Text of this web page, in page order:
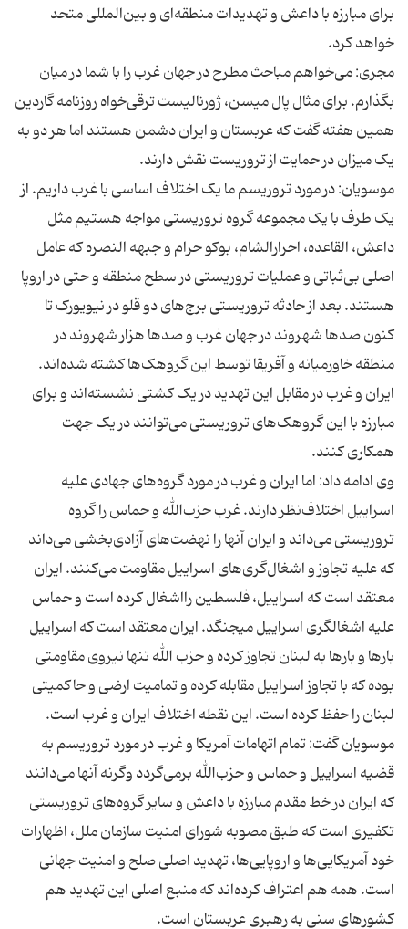
برای مبارزه با داعش و تهدیدات منطقه‌ای و بین‌المللی متحد
مجری: می‌خواهم مباحث مطرح در جهان غرب را با شما در میان
بگذارم. برای مثال پال میسن، ژورنالیست ترقی‌خواه روزنامه گاردین
همین هفته گفت که عربستان و ایران دشمن هستند اما هر دو به
موسویان: در مورد تروریسم ما یک اختلاف اساسی با غرب داریم. از
یک طرف با یک مجموعه گروه تروریستی مواجه هستیم مثل
داعش، القاعده، احرارالشام، بوکو حرام و جبهه النصره که عامل
اصلی بی‌ثباتی و عملیات تروریستی در سطح منطقه و حتی در اروپا
هستند. بعد از حادثه تروریستی برج‌های دو قلو در نیویورک تا
کنون صدها شهروند در جهان غرب و صدها هزار شهروند در
منطقه خاورمیانه و آفریقا توسط این گروهک‌ها کشته شده‌اند.
ایران و غرب در مقابل این تهدید در یک کشتی نشسته‌اند و برای
مبارزه با این گروهک‌های تروریستی می‌توانند در یک جهت
وی ادامه داد: اما ایران و غرب در مورد گروه‌های جهادی علیه
اسراییل اختلاف‌نظر دارند. غرب حزب‌الله و حماس را گروه
تروریستی می‌داند و ایران آنها را نهضت‌های آزادی‌بخشی می‌داند
که علیه تجاوز و اشغال‌گری‌های اسراییل مقاومت می‌کنند. ایران
معتقد است که اسراییل، فلسطین رااشغال کرده است و حماس
علیه اشغالگری اسراییل میجنگد. ایران معتقد است که اسراییل
بارها و بارها به لبنان تجاوز کرده و حزب الله تنها نیروی مقاومتی
بوده که با تجاوز اسراییل مقابله کرده و تمامیت ارضی و حاکمیتی
لبنان را حفظ کرده است. این نقطه اختلاف ایران و غرب است.
موسویان گفت: تمام اتهامات آمریکا و غرب در مورد تروریسم به
قضیه اسراییل و حماس و حزب‌الله برمی‌گردد وگرنه آنها می‌دانند
که ایران در خط مقدم مبارزه با داعش و سایر گروه‌های تروریستی
تکفیری است که طبق مصوبه شورای امنیت سازمان ملل، اظهارات
خود آمریکایی‌ها و اروپایی‌ها، تهدید اصلی صلح و امنیت جهانی
است. همه هم اعتراف کرده‌اند که منبع اصلی این تهدید هم